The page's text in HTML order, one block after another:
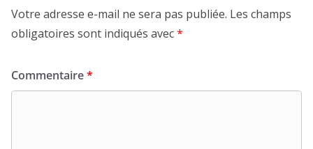
Votre adresse e-mail ne sera pas publiée. Les champs
obligatoires sont indiqués avec*
Commentaire*